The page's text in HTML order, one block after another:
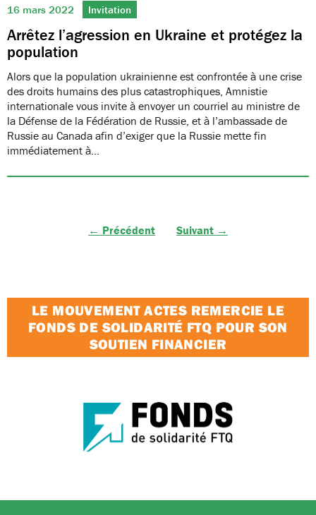
16 mars 2022 Invitation
Arrêtez l’agression en Ukraine et protégez la
population
Alors que la population ukrainienne est confrontée à une crise
des droits humains des plus catastrophiques, Amnistie
internationale vous invite à envoyer un courriel au ministre de
la Défense de la Fédération de Russie, et à l’ambassade de
Russie au Canada afin d’exiger que la Russie mette fin
immédiatement à…
← Précédent Suivant →
LE MOUVEMENT ACTES REMERCIE LE
FONDS DE SOLIDARITÉ FTQ POUR SON
SOUTIEN FINANCIER